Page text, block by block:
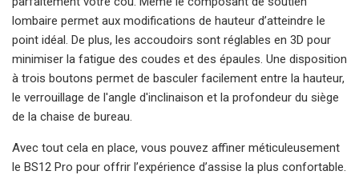
lombaire permet aux modifications de hauteur d’atteindre le
point idéal. De plus, les accoudoirs sont réglables en 3D pour
minimiser la fatigue des coudes et des épaules. Une disposition
à trois boutons permet de basculer facilement entre la hauteur,
le verrouillage de l'angle d'inclinaison et la profondeur du siège
de la chaise de bureau.
Avec tout cela en place, vous pouvez affiner méticuleusement
le BS12 Pro pour offrir l’expérience d’assise la plus confortable.